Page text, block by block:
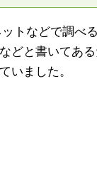
トなどで調べ
どと書いてあ
いました。